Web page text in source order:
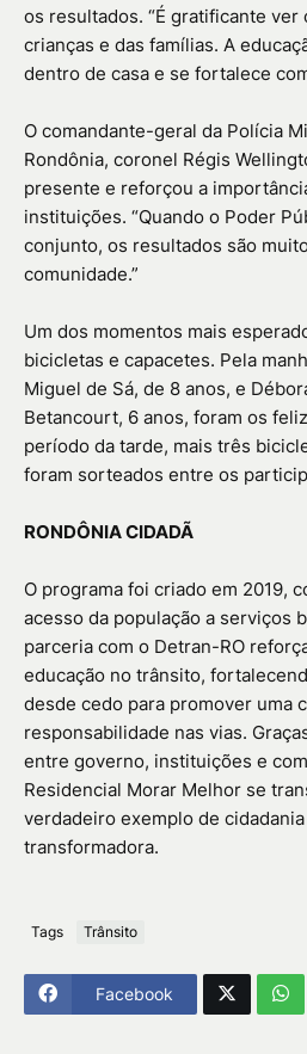
os resultados. “É gratificante ver
crianças e das famílias. A
dentro de casa e se fortalece
O comandante-geral da Polícia
Rondônia, coronel Régis
presente e reforçou a
instituições. “Quando o Poder
conjunto, os resultados são
comunidade.”
Um dos momentos mais
bicicletas e capacetes. Pela
Miguel de Sá, de 8 anos, e
Betancourt, 6 anos, foram os
período da tarde, mais três
foram sorteados entre os
RONDÔNIA CIDADÃ
O programa foi criado em 2019,
acesso da população a serviços
parceria com o Detran-RO
educação no trânsito,
desde cedo para promover uma
responsabilidade nas vias.
entre governo, instituições e
Residencial Morar Melhor se
verdadeiro exemplo de
transformadora.
Tags Trânsito
Facebook